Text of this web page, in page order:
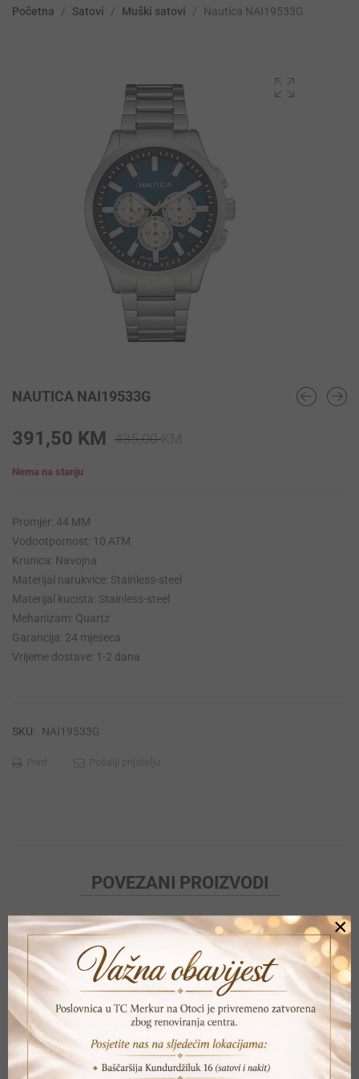
Početna / Satovi / Muški satovi / Nautica NAI19533G
NAUTICA NAI19533G
435,00
391,50 KM
Nema na stanju
Promjer: 44 MM
Vodootpornost: 10 ATM
Krunica: Navojna
Materijal narukvice: Stainless-steel
Materijal kucista: Stainless-steel
Mehanizam: Quartz
Garancija: 24 mjeseca
Vrijeme dostave: 1-2 dana
SKU: NAI19533G
POVEZANI PROIZVODI
×